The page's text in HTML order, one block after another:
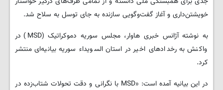
خویشتن‌داری و آغاز گفت‌وگویی سازنده به جای توسل به سلاح شد.
به نوشته آژانس خبری هاوار، مجلس سوریه دموکراتیک (MSD) در
واکنش به رخدادهای اخیر در استان السویداء سوریه بیانیه‌ای منتشر
کرد.
در این بیانیه آمده است: «MSD با نگرانی و دقت تحولات شتاب‌زده در